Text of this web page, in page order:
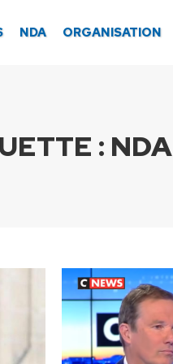
NDA ORGANISATION
: NDA